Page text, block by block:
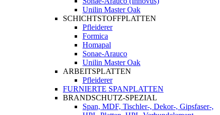
Unilin Master Oak
SCHICHTSTOFFPLATTEN
Pfleiderer
Formica
Homapal
Sonae-Arauco
Unilin Master Oak
ARBEITSPLATTEN
Pfleiderer
FURNIERTE SPANPLATTEN
BRANDSCHUTZ-SPEZIAL
Span, MDF, Tischler-, Dekor-, Gipsfaser-,